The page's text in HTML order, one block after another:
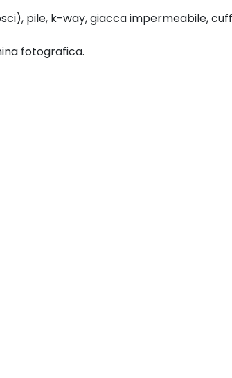
pile, k-way, giacca impermeabile,
fotografica.